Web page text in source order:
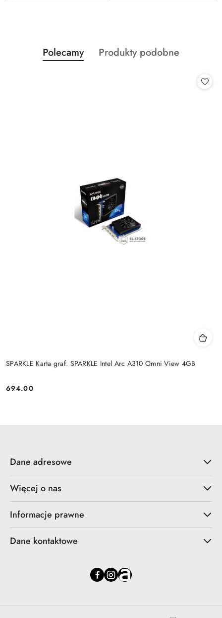
Pomiń karuzelę produktów
Produkty
o
Polecamy
Produkty
Produkty podobne
SPARKLE Karta graf. SPARKLE Intel Arc A310 Omni View 4GB
Cena:
694.00
Dane adresowe
Więcej o nas
Informacje prawne
Dane kontaktowe